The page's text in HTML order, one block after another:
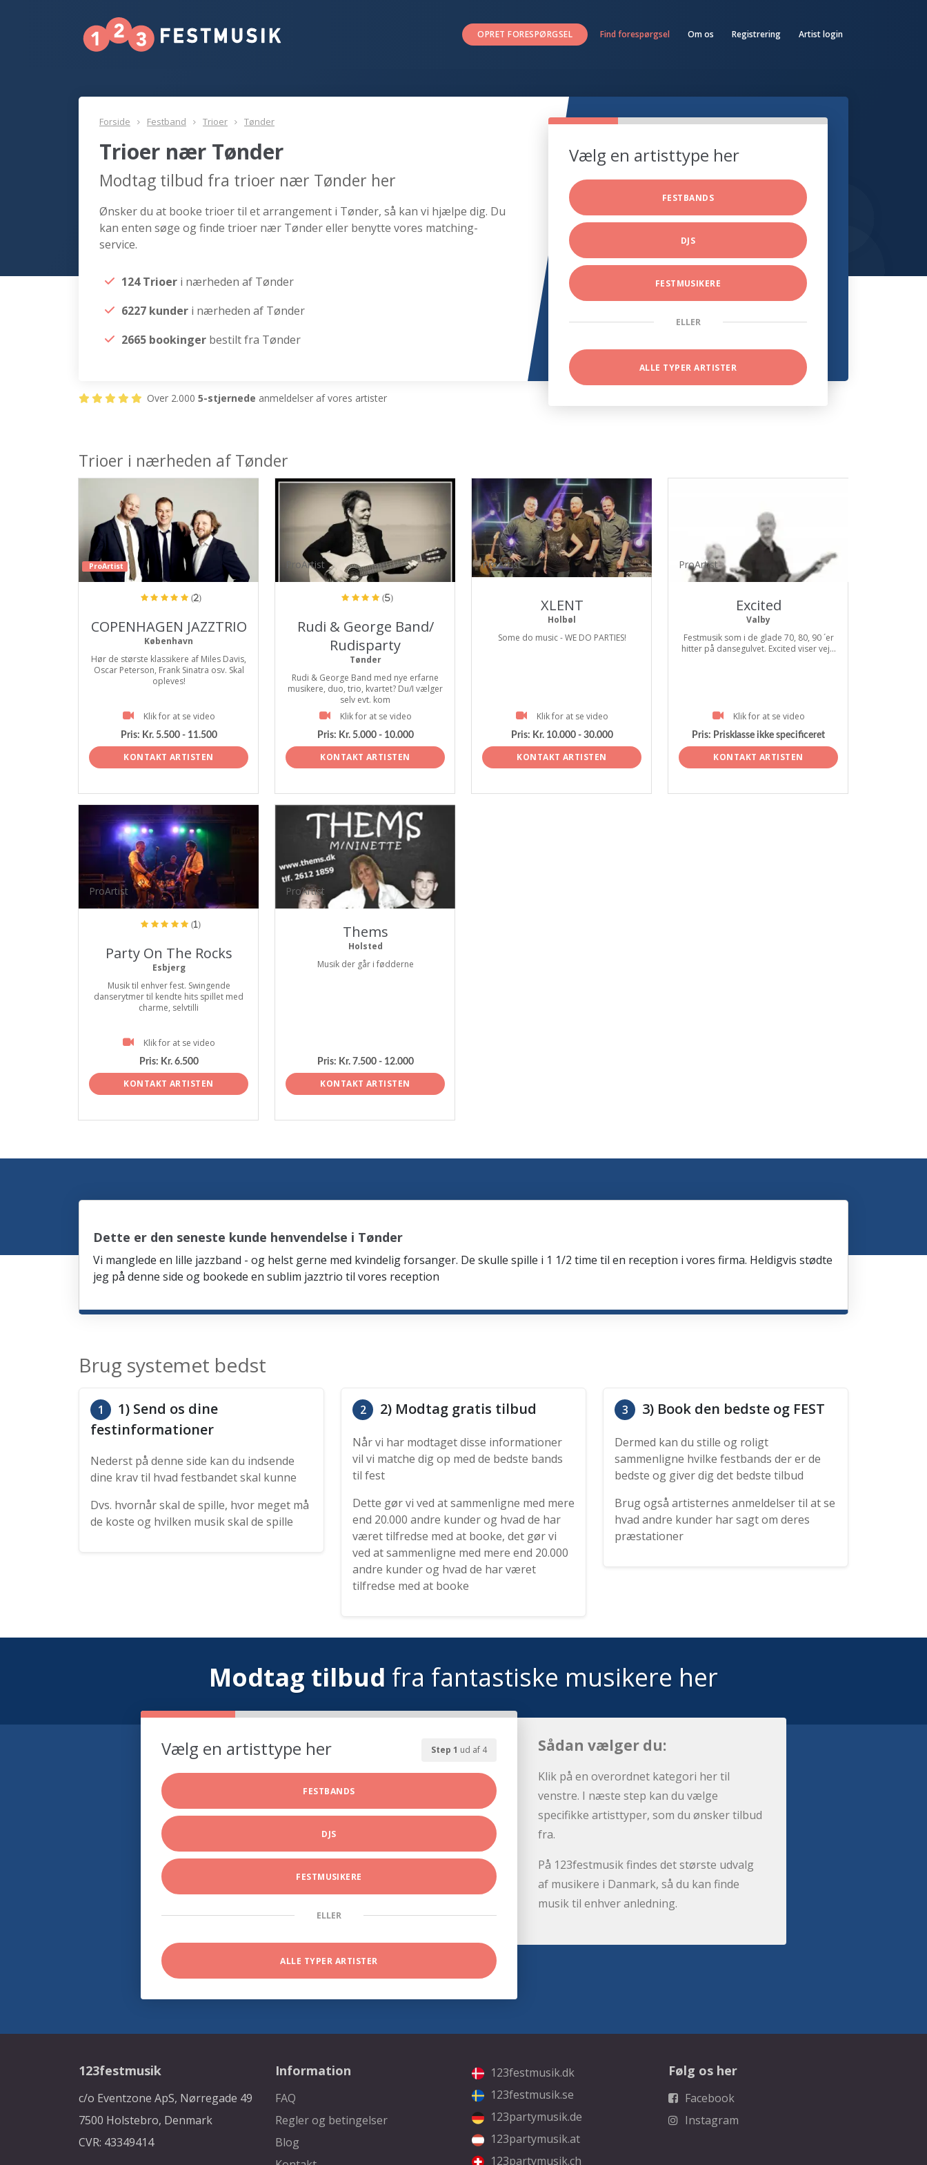
OPRET FORESPØRGSEL Find forespørgsel Om os Registrering Artist login
Forside Festband Trioer Tønder
Trioer nær Tønder
Modtag tilbud fra trioer nær Tønder her
Ønsker du at booke trioer til et arrangement i Tønder, så kan vi hjælpe dig. Du
kan enten søge og finde trioer nær Tønder eller benytte vores matching-
service.
124 Trioer i nærheden af Tønder
6227 kunder i nærheden af Tønder
2665 bookinger bestilt fra Tønder
Vælg en artisttype her
FESTBANDS
DJS
FESTMUSIKERE
ELLER
ALLE TYPER ARTISTER
Over 2.000 5-stjernede anmeldelser af vores artister
Trioer i nærheden af Tønder
ProArtist
(2)
COPENHAGEN JAZZTRIO
København
Hør de største klassikere af Miles Davis,
Oscar Peterson, Frank Sinatra osv. Skal
opleves!
Klik for at se video
Pris: Kr. 5.500 - 11.500
KONTAKT ARTISTEN
ProArtist
(5)
Rudi & George Band/
Rudisparty
Tønder
Rudi & George Band med nye erfarne
musikere, duo, trio, kvartet? Du/I vælger
selv evt. kom
Klik for at se video
Pris: Kr. 5.000 - 10.000
KONTAKT ARTISTEN
ProArtist
XLENT
Holbøl
Some do music - WE DO PARTIES!
Klik for at se video
Pris: Kr. 10.000 - 30.000
KONTAKT ARTISTEN
ProArtist
Excited
Valby
Festmusik som i de glade 70, 80, 90 ´er
hitter på dansegulvet. Excited viser vej...
Klik for at se video
Pris: Prisklasse ikke specificeret
KONTAKT ARTISTEN
ProArtist
(1)
Party On The Rocks
Esbjerg
Musik til enhver fest. Swingende
danserytmer til kendte hits spillet med
charme, selvtilli
Klik for at se video
Pris: Kr. 6.500
KONTAKT ARTISTEN
ProArtist
Thems
Holsted
Musik der går i fødderne
Pris: Kr. 7.500 - 12.000
KONTAKT ARTISTEN
Dette er den seneste kunde henvendelse i Tønder
Vi manglede en lille jazzband - og helst gerne med kvindelig forsanger. De skulle spille i 1 1/2 time til en reception i vores firma. Heldigvis stødte
jeg på denne side og bookede en sublim jazztrio til vores reception
Brug systemet bedst
1
1) Send os dine
festinformationer
Nederst på denne side kan du indsende
dine krav til hvad festbandet skal kunne
Dvs. hvornår skal de spille, hvor meget må
de koste og hvilken musik skal de spille
2 2) Modtag gratis tilbud
Når vi har modtaget disse informationer
vil vi matche dig op med de bedste bands
til fest
Dette gør vi ved at sammenligne med mere
end 20.000 andre kunder og hvad de har
været tilfredse med at booke, det gør vi
ved at sammenligne med mere end 20.000
andre kunder og hvad de har været
tilfredse med at booke
3 3) Book den bedste og FEST
Dermed kan du stille og roligt
sammenligne hvilke festbands der er de
bedste og giver dig det bedste tilbud
Brug også artisternes anmeldelser til at se
hvad andre kunder har sagt om deres
præstationer
Modtag tilbud fra fantastiske musikere her
Step 1 ud af 4
Vælg en artisttype her
FESTBANDS
DJS
FESTMUSIKERE
ELLER
ALLE TYPER ARTISTER
Sådan vælger du:
Klik på en overordnet kategori her til
venstre. I næste step kan du vælge
specifikke artisttyper, som du ønsker tilbud
fra.
På 123festmusik findes det største udvalg
af musikere i Danmark, så du kan finde
musik til enhver anledning.
123festmusik
c/o Eventzone ApS, Nørregade 49
7500 Holstebro, Denmark
CVR: 43349414
Information
FAQ
Regler og betingelser
Blog
123festmusik.dk
123festmusik.se
123partymusik.de
123partymusik.at
123partymusik.ch
Følg os her
Facebook
Instagram